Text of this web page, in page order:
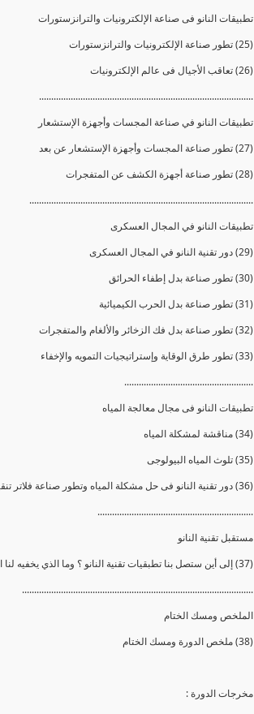
تطبيقات النانو فى صناعة الإلكترونيات والترانزستورات
(25) تطور صناعة الإلكترونيات والترانزستورات
(26) تعاقب الأجيال فى عالم الإلكترونيات
........................................................................................
تطبيقات النانو في صناعة المجسات وأجهزة الإستشعار
(27) تطور صناعة المجسات وأجهزة الإستشعار عن بعد
(28) تطور صناعة أجهزة الكشف عن المتفجرات
............................................................................................
تطبيقات النانو في المجال العسكرى
(29) دور تقنية النانو في المجال العسكرى
(30) تطور صناعة بدل إطفاء الحرائق
(31) تطور صناعة بدل الحرب الكيميائية
(32) تطور صناعة بدل فك الزخائر والألغام والمتفجرات
(33) تطور طرق الوقاية وإستراتيجيات التمويه والإخفاء
.....................................................
تطبيقات النانو فى مجال معالجة المياه
(34) مناقشة لمشكلة المياه
(35) تلوث المياه البيولوجى
(36) دور تقنية النانو فى حل مشكلة المياه وتطور صناعة فلاتر تنقية المياه
................................................................
مستقبل تقنية النانو
(37) إلى أين ستصل بنا تطبقيات تقنية النانو ؟ وما الذي يخفيه لنا المستقبل ؟
...............................................................................................
الملخص ومسك الختام
(38) ملخص الدورة ومسك الختام
مخرجات الدورة :